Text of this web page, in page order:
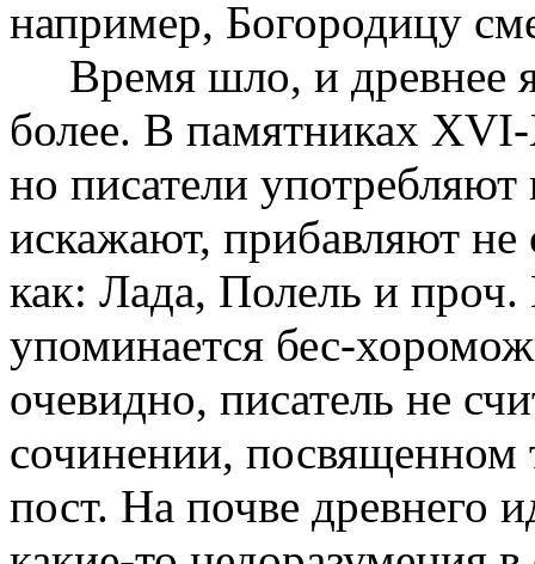
например, Богородицу
Время шло, и древнее
более. В памятниках
но писатели
искажают, прибавляют не
как: Лада, Полель и
упоминается бес-
очевидно, писатель не
сочинении, посвященном
пост. На почве древнего